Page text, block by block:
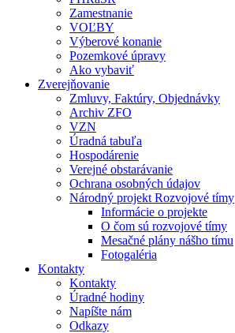
Zamestnanie
VOĽBY
Výberové konanie
Pozemkové úpravy
Ako vybaviť
Zverejňovanie
Zmluvy, Faktúry, Objednávky
Archiv ZFO
VZN
Úradná tabuľa
Hospodárenie
Verejné obstarávanie
Ochrana osobných údajov
Národný projekt Rozvojové tímy
Informácie o projekte
O čom sú rozvojové tímy
Mesačné plány nášho tímu
Fotogaléria
Kontakty
Kontakty
Úradné hodiny
Napíšte nám
Odkazy